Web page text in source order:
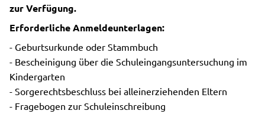
zur Verfügung.
Erforderliche Anmeldeunterlagen:
- Geburtsurkunde oder Stammbuch
- Bescheinigung über die Schuleingangsuntersuchung im
Kindergarten
- Sorgerechtsbeschluss bei alleinerziehenden Eltern
- Fragebogen zur Schuleinschreibung